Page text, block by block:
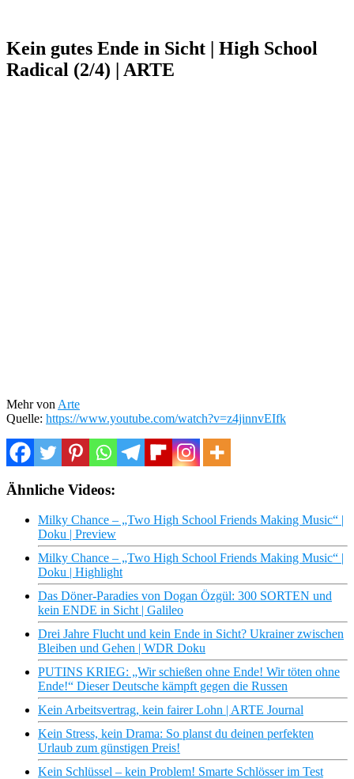
Kein gutes Ende in Sicht | High School
Radical (2/4) | ARTE
Mehr von Arte
Quelle: https://www.youtube.com/watch?v=z4jinnvEIfk
Ähnliche Videos:
Milky Chance – „Two High School Friends Making Music“ |
Doku | Preview
Milky Chance – „Two High School Friends Making Music“ |
Doku | Highlight
Das Döner-Paradies von Dogan Özgül: 300 SORTEN und
kein ENDE in Sicht | Galileo
Drei Jahre Flucht und kein Ende in Sicht? Ukrainer zwischen
Bleiben und Gehen | WDR Doku
PUTINS KRIEG: „Wir schießen ohne Ende! Wir töten ohne
Ende!“ Dieser Deutsche kämpft gegen die Russen
Kein Arbeitsvertrag, kein fairer Lohn | ARTE Journal
Kein Stress, kein Drama: So planst du deinen perfekten
Urlaub zum günstigen Preis!
Kein Schlüssel – kein Problem! Smarte Schlösser im Test